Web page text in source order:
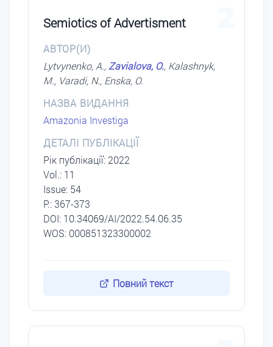
Semiotics of Advertisment
АВТОР(И)
Lytvynenko, A.,Zavialova, O., Kalashnyk,
M., Varadi, N., Enska, O.
НАЗВА ВИДАННЯ
Amazonia Investiga
ДЕТАЛІ ПУБЛІКАЦІЇ
Рік публікації: 2022
Vol.: 11
Issue: 54
P.: 367-373
DОI: 10.34069/AI/2022.54.06.35
WOS: 000851323300002
Повний текст